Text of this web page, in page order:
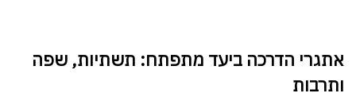
אתגרי הדרכה ביעד מתפתח: תשתיות, שפה
ותרבות